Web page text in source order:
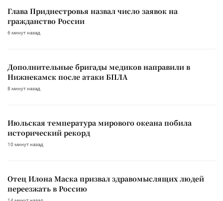
Глава Приднестровья назвал число заявок на
гражданство России
6 минут назад
Дополнительные бригады медиков направили в
Нижнекамск после атаки БПЛА
8 минут назад
Июльская температура мирового океана побила
исторический рекорд
10 минут назад
Отец Илона Маска призвал здравомыслящих людей
переезжать в Россию